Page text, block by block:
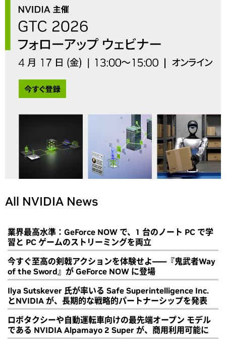
All NVIDIA News
業界最高水準：GeForce NOW で、1 台のノート PC で学
習と PC ゲームのストリーミングを両立
今すぐ至高の剣戟アクションを体験せよ――『鬼武者Way
of the Sword』が GeForce NOW に登場
Ilya Sutskever 氏が率いる Safe Superintelligence Inc.
とNVIDIA が、長期的な戦略的パートナーシップを発表
ロボタクシーや自動運転車向けの最先端オープン モデル
である NVIDIA Alpamayo 2 Super が、商用利用可能に